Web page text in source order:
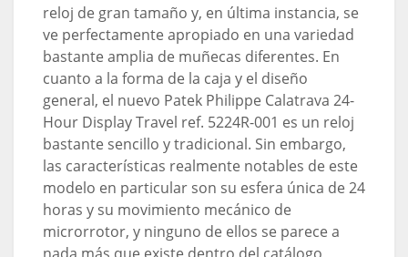
reloj de gran tamaño y, en última instancia, se
ve perfectamente apropiado en una variedad
bastante amplia de muñecas diferentes. En
cuanto a la forma de la caja y el diseño
general, el nuevo Patek Philippe Calatrava 24-
Hour Display Travel ref. 5224R-001 es un reloj
bastante sencillo y tradicional. Sin embargo,
las características realmente notables de este
modelo en particular son su esfera única de 24
horas y su movimiento mecánico de
microrrotor, y ninguno de ellos se parece a